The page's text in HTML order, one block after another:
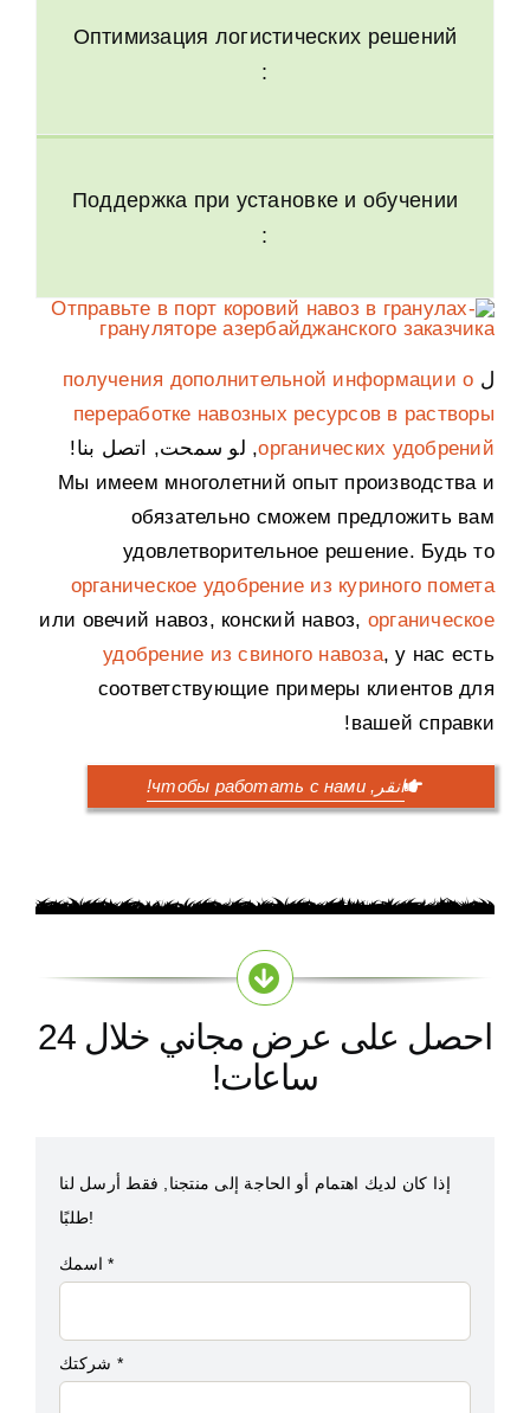
Оптимизация логистических решений
:
Поддержка при установке и обучении
:
ل получения дополнительной информации о
переработке навозных ресурсов в растворы
органических удобрений, لو سمحت, اتصل بنا!
Мы имеем многолетний опыт производства и
обязательно сможем предложить вам
удовлетворительное решение. Будь то
органическое удобрение из куриного помета
или овечий навоз, конский навоз, органическое
удобрение из свиного навоза,у нас есть
соответствующие примеры клиентов для
вашей справки
!
انقر,чтобы работать с нами
!
احصل على عرض مجاني خلال 24
ساعات!
إذا كان لديك اهتمام أو الحاجة إلى منتجنا, فقط أرسل لنا
طلبًا!
اسمك *
شركتك *